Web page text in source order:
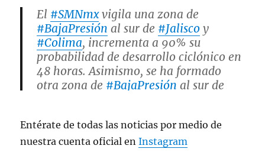
El #SMNmxvigila una zona de
#BajaPresión al sur de #Jalisco y
#Colima, incrementa a 90% su
probabilidad de desarrollo ciclónico en
48 horas. Asimismo, se ha formado
otra zona de #BajaPresión al sur de
48 horas.pic.twitter.com/qfSJVgeKOl
Entérate de todas las noticias por medio de
nuestra cuenta oficial enInstagram